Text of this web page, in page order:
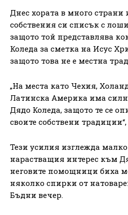
Днес хората в много страни
собствения си списък с
защото той представлява
Коледа за сметка на Исус
защото това не е местна
„На места като Чехия,
Латинска Америка има
Дядо Коледа, защото те се
своите собствени традиции“,
Тези усилия изглежда
нарастващия интерес към
неговите помощници биха
няколко спирки от
Бъдни вечер.